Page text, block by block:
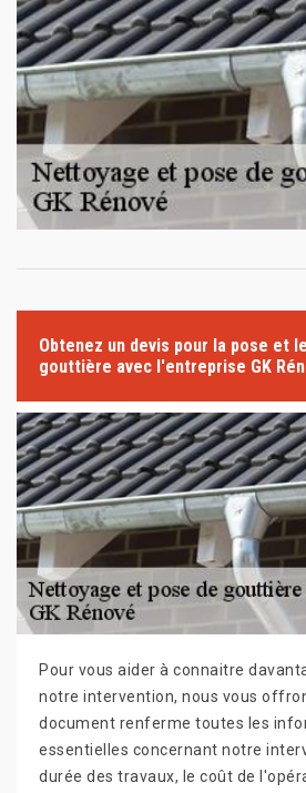
Obtenez un devis pour la pose et
gouttière avec l'entreprise GK
Pour vous aider à connaitre
notre intervention, nous vous
document renferme toutes les
essentielles concernant notre
durée des travaux, le coût de